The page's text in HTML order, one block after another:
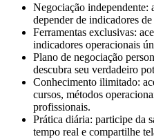
Negociação independente:
depender de indicadores
Ferramentas exclusivas:
indicadores operacionais
Plano de negociação
descubra seu verdadeiro
Conhecimento ilimitado:
cursos, métodos
profissionais.
Prática diária: participe da
tempo real e compartilhe